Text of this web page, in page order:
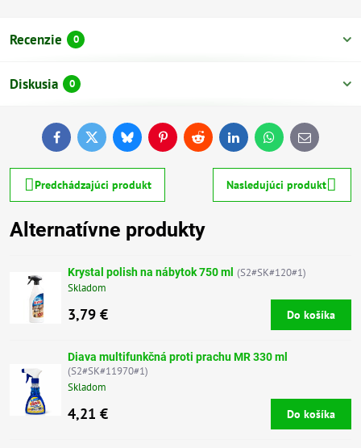
Recenzie 0
Diskusia 0
FacebookTwitterBlueskyPinterestReddit LinkedInWhatsApp
E-
mail
Predchádzajúci produkt Nasledujúci produkt
Alternatívne produkty
Krystal polish na nábytok 750 ml (S2#SK#120#1)
Skladom
3,79 € Do košíka
Diava multifunkčná proti prachu MR 330 ml
(S2#SK#11970#1)
Skladom
4,21 € Do košíka